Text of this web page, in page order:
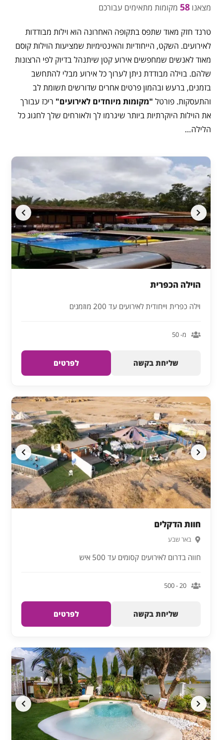
מצאנו58 מקומות מתאימים עבורכם
טרנד חזק מאוד שתפס בתקופה האחרונה הוא וילות מבודדות
לאירועים. השקט, הייחודיות והאינטימיות שמציעות הוילות קוסם
מאוד לאנשים שמחפשים אירוע קטן שיתנהל בדיוק לפי הרצונות
שלהם. בוילה מבודדת ניתן לערוך כל אירוע מבלי להתחשב
בזמנים, ברעש ובהמון פרטים אחרים שדורשים תשומת לב
והתעסקות. פורטל "מקומות מיוחדים לאירועים" ריכז עבורך
את הוילות היוקרתיות ביותר שיגרמו לך ולאורחים שלך לחגוג כל
הלילה…
הוילה הכפרית
וילה כפרית וייחודית לאירועים עד 200 מוזמנים
מ- 50
שליחת בקשה לפרטים
חוות הדקלים
באר שבע
חווה בדרום לאירועים קסומים עד 500 איש
20 - 500
שליחת בקשה לפרטים